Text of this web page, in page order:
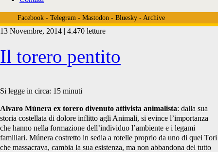
Facebook- Telegram- Mastodon- Bluesky- Archive
Tag:
<span>torero</span>
13 Novembre, 2014 | 4.470 letture
Il torero pentito
Si legge in circa: 15 minuti
Alvaro Múnera ex torero divenuto attivista animalista: dalla sua
storia costellata di dolore inflitto agli Animali, si evince l’importanza
che hanno nella formazione dell’individuo l’ambiente e i legami
familiari. Múnera costretto in sedia a rotelle proprio da uno di quei Tori
che massacrava, cambia la sua esistenza, ma non abbandona del tutto